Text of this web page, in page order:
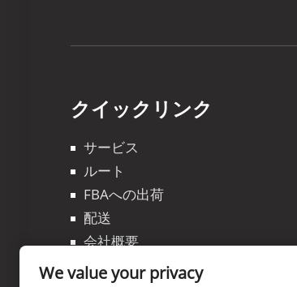
クイックリンク
サービス
ルート
FBAへの出荷
配送
会社概要
ブログ
We value your privacy